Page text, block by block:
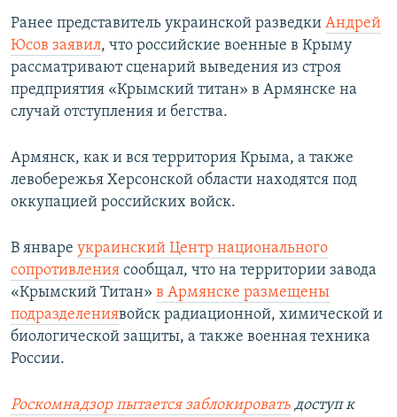
Ранее представитель украинской разведки Андрей
Юсов заявил, что российские военные в Крыму
рассматривают сценарий выведения из строя
предприятия «Крымский титан» в Армянске на
случай отступления и бегства.
Армянск, как и вся территория Крыма, а также
левобережья Херсонской области находятся под
оккупацией российских войск.
В январе украинский Центр национального
сопротивления сообщал, что на территории завода
«Крымский Титан» в Армянске размещены
подразделениявойск радиационной, химической и
биологической защиты, а также военная техника
России.
Роскомнадзор пытается заблокировать доступ к